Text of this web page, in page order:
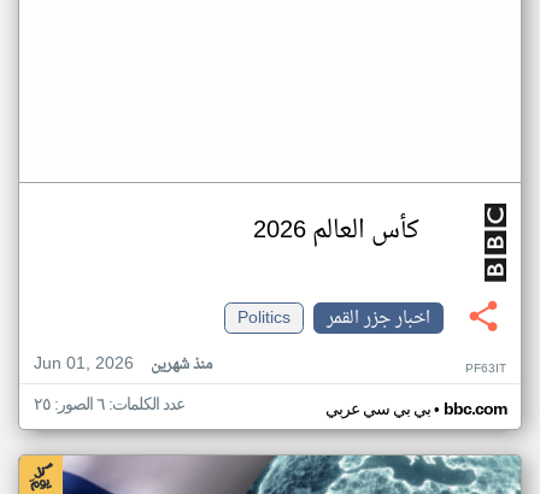
كأس العالم 2026
اخبار جزر القمر
Politics
Jun 01, 2026
منذ شهرين PF63IT
بي بي سي عربي• bbc.com عدد الكلمات: ٦ الصور: ٢٥